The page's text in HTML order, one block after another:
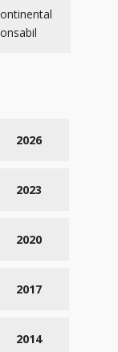
2026
2023
2020
2017
2014